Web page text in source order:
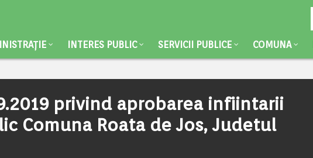
INTERES PUBLIC SERVICII PUBLICE COMUNA
privind aprobarea infiintarii
Comuna Roata de Jos, Judetul